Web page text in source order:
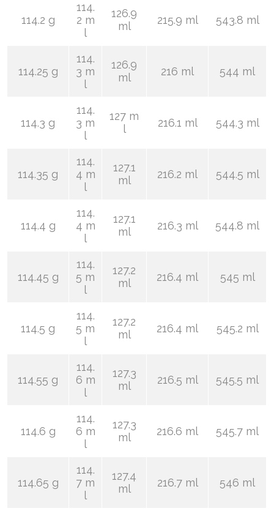
114.2 g
114.
2 m
l
126.9
ml
215.9 ml 543.8 ml
114.25 g
114.
3 m
l
126.9
ml
216 ml 544 ml
114.3 g
114.
3 m
l
127 m
l
216.1 ml 544.3 ml
114.35 g
114.
4 m
l
127.1
ml
216.2 ml 544.5 ml
114.4 g
114.
4 m
l
127.1
ml
216.3 ml 544.8 ml
114.45 g
114.
5 m
l
127.2
ml
216.4 ml 545 ml
114.5 g
114.
5 m
l
127.2
ml
216.4 ml 545.2 ml
114.55 g
114.
6 m
l
127.3
ml
216.5 ml 545.5 ml
114.6 g
114.
6 m
l
127.3
ml
216.6 ml 545.7 ml
114.65 g
114.
7 m
l
127.4
ml
216.7 ml 546 ml